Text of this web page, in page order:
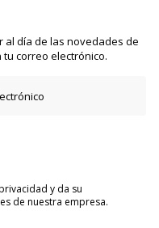
al día de las novedades de
correo electrónico.
y da su
de nuestra empresa.